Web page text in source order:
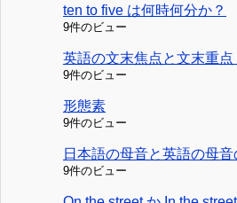
ten to five は何時何分か？
9件のビュー
英語の文末焦点と文末重点
9件のビュー
形態素
9件のビュー
日本語の母音と英語の母
9件のビュー